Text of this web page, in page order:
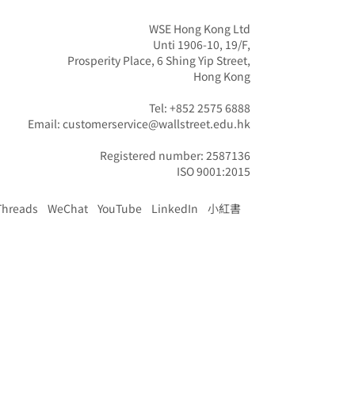
WSE Hong Kong Ltd
Unti 1906-10, 19/F,
Prosperity Place, 6 Shing Yip Street,
Hong Kong
Tel: +852 2575 6888
Email: customerservice@wallstreet.edu.hk
Registered number: 2587136
ISO 9001:2015
WeChat YouTube LinkedIn 小紅書